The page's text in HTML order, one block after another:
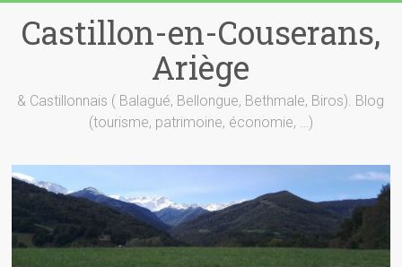
contentCastillon-en-Couserans,
Ariège
& Castillonnais ( Balagué, Bellongue, Bethmale, Biros). Blog
(tourisme, patrimoine, économie, …)